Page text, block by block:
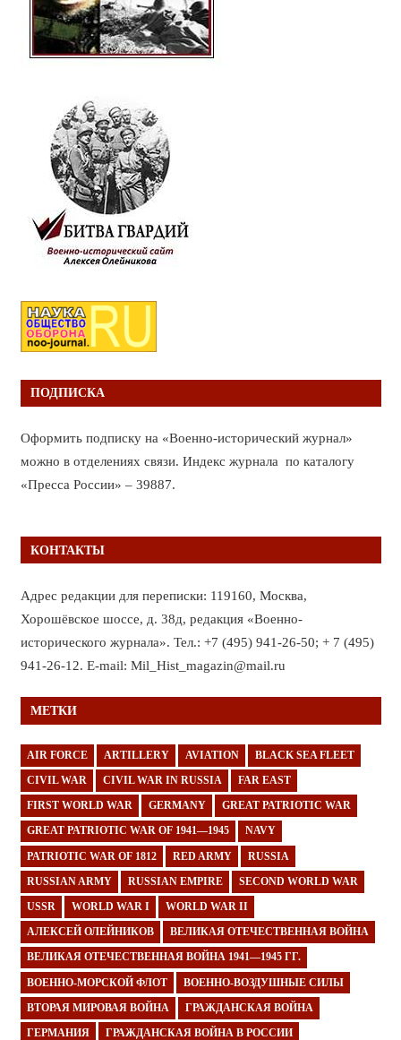
ПОДПИСКА
Оформить подписку на «Военно-исторический журнал»
можно в отделениях связи. Индекс журнала по каталогу
«Пресса России» – 39887.
КОНТАКТЫ
Адрес редакции для переписки: 119160, Москва,
Хорошёвское шоссе, д. 38д, редакция «Военно-
исторического журнала». Тел.: +7 (495) 941-26-50; + 7 (495)
941-26-12. E-mail: Mil_Hist_magazin@mail.ru
МЕТКИ
AIR FORCE ARTILLERY AVIATION BLACK SEA FLEET
CIVIL WAR CIVIL WAR IN RUSSIA FAR EAST
FIRST WORLD WAR GERMANY GREAT PATRIOTIC WAR
GREAT PATRIOTIC WAR OF 1941—1945 NAVY
PATRIOTIC WAR OF 1812 RED ARMY RUSSIA
RUSSIAN ARMY RUSSIAN EMPIRE SECOND WORLD WAR
USSR WORLD WAR I WORLD WAR II
АЛЕКСЕЙ ОЛЕЙНИКОВ ВЕЛИКАЯ ОТЕЧЕСТВЕННАЯ ВОЙНА
ВЕЛИКАЯ ОТЕЧЕСТВЕННАЯ ВОЙНА 1941—1945 ГГ.
ВОЕННО-МОРСКОЙ ФЛОТ ВОЕННО-ВОЗДУШНЫЕ СИЛЫ
ВТОРАЯ МИРОВАЯ ВОЙНА ГРАЖДАНСКАЯ ВОЙНА
ГЕРМАНИЯ ГРАЖДАНСКАЯ ВОЙНА В РОССИИ